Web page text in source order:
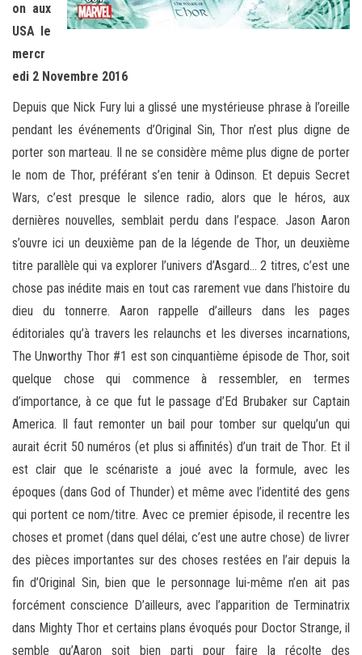
on aux
USA le
mercr
edi 2 Novembre 2016
Depuis que Nick Fury lui a glissé une mystérieuse phrase à l’oreille
pendant les événements d’Original Sin, Thor n’est plus digne de
porter son marteau. Il ne se considère même plus digne de porter
le nom de Thor, préférant s’en tenir à Odinson. Et depuis Secret
Wars, c’est presque le silence radio, alors que le héros, aux
dernières nouvelles, semblait perdu dans l’espace. Jason Aaron
s’ouvre ici un deuxième pan de la légende de Thor, un deuxième
titre parallèle qui va explorer l’univers d’Asgard… 2 titres, c’est une
chose pas inédite mais en tout cas rarement vue dans l’histoire du
dieu du tonnerre. Aaron rappelle d’ailleurs dans les pages
éditoriales qu’à travers les relaunchs et les diverses incarnations,
The Unworthy Thor #1 est son cinquantième épisode de Thor, soit
quelque chose qui commence à ressembler, en termes
d’importance, à ce que fut le passage d’Ed Brubaker sur Captain
America. Il faut remonter un bail pour tomber sur quelqu’un qui
aurait écrit 50 numéros (et plus si affinités) d’un trait de Thor. Et il
est clair que le scénariste a joué avec la formule, avec les
époques (dans God of Thunder) et même avec l’identité des gens
qui portent ce nom/titre. Avec ce premier épisode, il recentre les
choses et promet (dans quel délai, c’est une autre chose) de livrer
des pièces importantes sur des choses restées en l’air depuis la
fin d’Original Sin, bien que le personnage lui-même n’en ait pas
forcément conscience D’ailleurs, avec l’apparition de Terminatrix
dans Mighty Thor et certains plans évoqués pour Doctor Strange, il
semble qu’Aaron soit bien parti pour faire la récolte des